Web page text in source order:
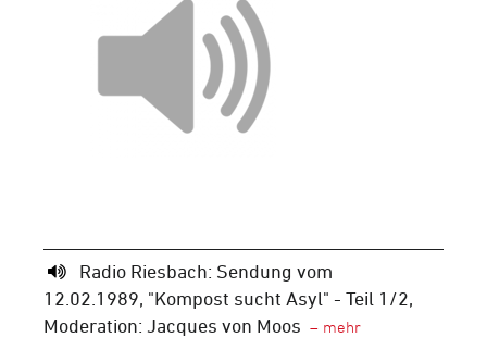
Radio Riesbach: Sendung vom
12.02.1989, "Kompost sucht Asyl" - Teil 1/2,
Moderation: Jacques von Moos